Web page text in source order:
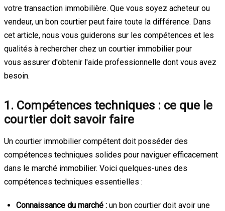
votre transaction immobilière. Que vous soyez acheteur ou
vendeur, un bon courtier peut faire toute la différence. Dans
cet article, nous vous guiderons sur les compétences et les
qualités à rechercher chez un courtier immobilier pour
vous assurer d'obtenir l'aide professionnelle dont vous avez
besoin.
1. Compétences techniques : ce que le
courtier doit savoir faire
Un courtier immobilier compétent doit posséder des
compétences techniques solides pour naviguer efficacement
dans le marché immobilier. Voici quelques-unes des
compétences techniques essentielles :
Connaissance du marché : un bon courtier doit avoir une